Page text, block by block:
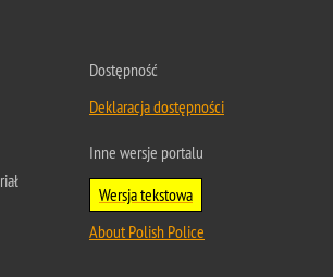
Dostępność
Deklaracja dostępności
Inne wersje portalu
Wersja tekstowa
About Polish Police